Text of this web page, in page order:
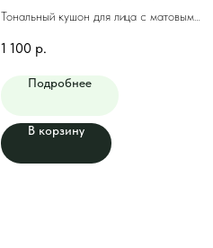
Тональный кушон для лица с матовым
1 100 р.
Подробнее
В корзину